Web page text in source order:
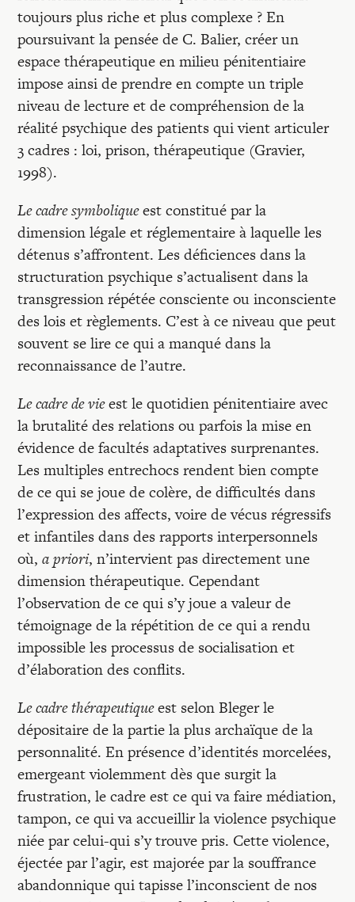
toujours plus riche et plus complexe ? En
poursuivant la pensée de C. Balier, créer un
espace thérapeutique en milieu pénitentiaire
impose ainsi de prendre en compte un triple
niveau de lecture et de compréhension de la
réalité psychique des patients qui vient articuler
3 cadres : loi, prison, thérapeutique (Gravier,
1998).
Le cadre symboliqueest constitué par la
dimension légale et réglementaire à laquelle les
détenus s’affrontent. Les déficiences dans la
structuration psychique s’actualisent dans la
transgression répétée consciente ou inconsciente
des lois et règlements. C’est à ce niveau que peut
souvent se lire ce qui a manqué dans la
reconnaissance de l’autre.
Le cadre de vieest le quotidien pénitentiaire avec
la brutalité des relations ou parfois la mise en
évidence de facultés adaptatives surprenantes.
Les multiples entrechocs rendent bien compte
de ce qui se joue de colère, de difficultés dans
l’expression des affects, voire de vécus régressifs
et infantiles dans des rapports interpersonnels
où,a priori, n’intervient pas directement une
dimension thérapeutique. Cependant
l’observation de ce qui s’y joue a valeur de
témoignage de la répétition de ce qui a rendu
impossible les processus de socialisation et
d’élaboration des conflits.
Le cadre thérapeutiqueest selon Bleger le
dépositaire de la partie la plus archaïque de la
personnalité. En présence d’identités morcelées,
emergeant violemment dès que surgit la
frustration, le cadre est ce qui va faire médiation,
tampon, ce qui va accueillir la violence psychique
niée par celui-qui s’y trouve pris. Cette violence,
éjectée par l’agir, est majorée par la souffrance
abandonnique qui tapisse l’inconscient de nos